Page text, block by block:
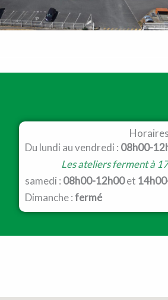
Horaires
Du lundi au vendredi : 08h00-
Les ateliers ferment à
samedi : 08h00-12h00et
Dimanche :fermé